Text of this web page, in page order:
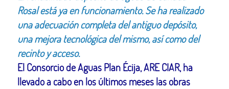
Rosal está ya en funcionamiento. Se ha realizado
una adecuación completa del antiguo depósito,
una mejora tecnológica del mismo, así como del
recinto y acceso.
El Consorcio de Aguas Plan Écija, ARE CIAR, ha
llevado a cabo en los últimos meses las obras